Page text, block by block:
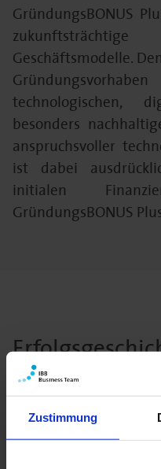
Zustimmung
GründungsBONUS
Geschäftsmodelle.
technologischen,
besonders
anspruchsvoller
ist dabei
initialen
GründungsBONUS